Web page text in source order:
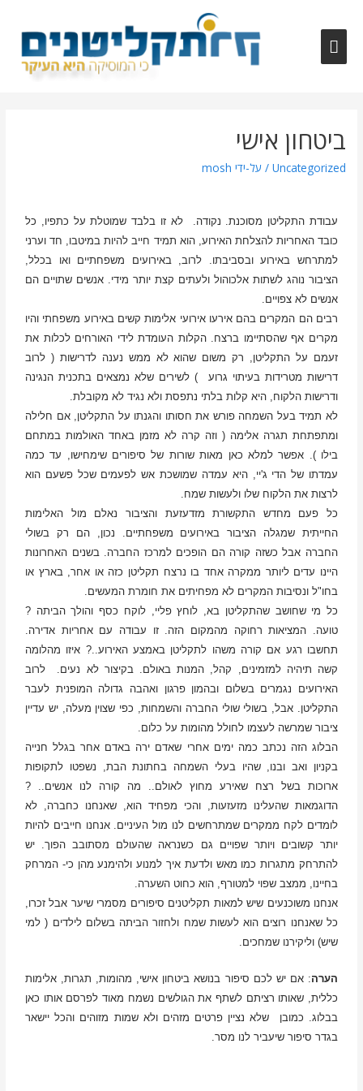
ביטחון אישי
Uncategorized / על-ידי mosh
עבודת התקליטן מסוכנת. נקודה. לא זו בלבד שמוטלת על כתפיו, כל
כובד האחריות להצלחת האירוע, הוא תמיד חייב להיות במיטבו, חד וערני
למתרחש באירוע ובסביבתו. לרוב, באירועים משפחתיים ואו בכלל,
הציבור נוהג לשתות אלכוהול ולעתים קצת יותר מידי. אנשים שתויים הם
אנשים לא צפויים.
רבים הם המקרים בהם אירעו אירועי אלימות קשים באירוע משפחתי והיו
מקרים אף שהסתיימו ברצח. הקלות העומדת לידי האורחים לכלות את
זעמם על התקליטן, רק משום שהוא לא ממש נענה לדרישות ( לרוב
דרישות מטרידות בעיתוי גרוע ) לשירים שלא נמצאים בתכנית הנגינה
ודרישות הלקוח, היא קלות בלתי נתפסת ולא נגיד לא מקובלת.
לא תמיד בעל השמחה פורש את חסותו והגנתו על התקליטן, אם חלילה
ומתפתחת תגרה אלימה ( וזה קרה לא מזמן באחד האולמות במתחם
בילו ). אפשר למלא כאן מאות שורות של סיפורים שימחישו, עד כמה
עמדתו של הדי ג'יי, היא עמדה שמושכת אש לפעמים שכל פשעם הוא
לרצות את הלקוח שלו ולעשות שמח.
כל פעם מחדש התקשורת מזדעזעת והציבור נאלם מול האלימות
החייתית שמגלה הציבור באירועים משפחתיים. נכון, הם רק בשולי
החברה אבל כשזה קורה הם הופכים למרכז החברה. בשנים האחרונות
היינו עדים ליותר ממקרה אחד בו נרצח תקליטן כזה או אחר, בארץ או
בחו"ל ונסיבות המקרים לא מפחיתים את חומרת המעשים.
כל מי שחושב שהתקליטן בא, לוחץ פליי, לוקח כסף והולך הביתה ?
טועה. המציאות רחוקה מהמקום הזה. זו עבודה עם אחריות אדירה.
תחשבו רגע אם קורה משהו לתקליטן באמצע האירוע..? איזו מהלומה
קשה תיהיה למזמינים, קהל, המנות באולם. בקיצור לא נעים. לרוב
האירועים נגמרים בשלום ובהמון פרגון ואהבה גדולה המופנית לעבר
התקליטן. אבל, בשולי שולי החברה והשמחות, כפי שצוין מעלה, יש עדיין
ציבור שמרשה לעצמו לחולל מהומות על כלום.
הבלוג הזה נכתב כמה ימים אחרי שאדם ירה באדם אחר בגלל חנייה
בקניון ואב ובנו, שהיו בעלי השמחה בחתונת הבת, נשפטו לתקופות
ארוכות בשל רצח שאירע מחוץ לאולם.. מה קורה לנו אנשים.. ?
הדוגמאות שהעלינו מזעזעות, והכי מפחיד הוא, שאנחנו כחברה, לא
לומדים לקח ממקרים שמתרחשים לנו מול העיניים. אנחנו חייבים להיות
יותר קשובים ויותר שפויים גם כשנראה שהעולם מסתובב הפוך. יש
להתרחק מתגרות כמו מאש ולדעת איך למנוע ולהימנע מהן כי- המרחק
בחיינו, ממצב שפוי למטורף, הוא כחוט השערה.
אנחנו משוכנעים שיש למאות תקליטנים סיפורים מסמרי שיער אבל זכרו,
כל שאנחנו רוצים הוא לעשות שמח ולחזור הביתה בשלום לילדים ( למי
שיש) וליקירנו שמחכים.
הערה: אם יש לכם סיפור בנושא ביטחון אישי, מהומות, תגרות, אלימות
כללית, שאותו רציתם לשתף את הגולשים נשמח מאוד לפרסם אותו כאן
בבלוג. כמובן שלא נציין פרטים מזהים ולא שמות מזוהים והכל יישאר
בגדר סיפור שיעביר לנו מסר.